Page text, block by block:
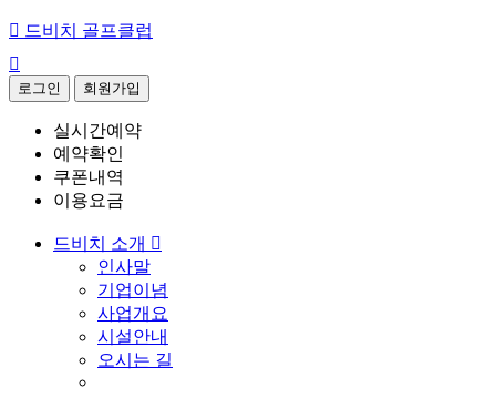
 드비치 골프클럽

로그인 회원가입
실시간예약
예약확인
쿠폰내역
이용요금
드비치 소개 
인사말
기업이념
사업개요
시설안내
오시는 길